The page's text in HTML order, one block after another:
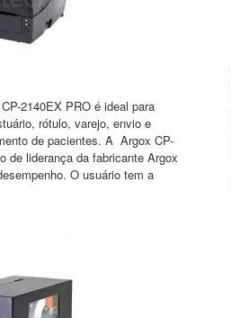
2140EX PRO é ideal para
rótulo, varejo, envio e
de pacientes. A Argox CP-
de liderança da fabricante Argox
O usuário tem a